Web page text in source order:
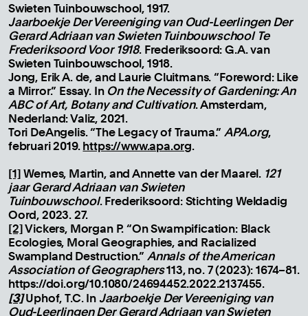
Swieten Tuinbouwschool, 1917.
Jaarboekje Der Vereeniging van Oud-Leerlingen Der
Gerard Adriaan van Swieten Tuinbouwschool Te
Frederiksoord Voor 1918. Frederiksoord: G.A. van
Swieten Tuinbouwschool, 1918.
Jong, Erik A. de, and Laurie Cluitmans. “Foreword: Like
a Mirror.” Essay. In On the Necessity of Gardening: An
ABC of Art, Botany and Cultivation. Amsterdam,
Nederland: Valiz, 2021.
Tori DeAngelis. “The Legacy of Trauma.”APA.org,
februari 2019.https://www.apa.org.
[1]Wemes, Martin, and Annette van der Maarel. 121
jaar Gerard Adriaan van Swieten
Tuinbouwschool. Frederiksoord: Stichting Weldadig
Oord, 2023. 27.
[2]Vickers, Morgan P. “On Swampification: Black
Ecologies, Moral Geographies, and Racialized
Swampland Destruction.” Annals of the American
Association of Geographers113, no. 7 (2023): 1674–81.
https://doi.org/10.1080/24694452.2022.2137455.
[3]Uphof, T.C. In Jaarboekje Der Vereeniging van
Oud-Leerlingen Der Gerard Adriaan van Swieten